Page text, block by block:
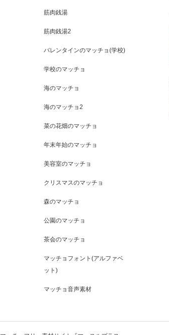
筋肉銭湯
筋肉銭湯2
バレンタインのマッチョ(学校)
学校のマッチョ
海のマッチョ
海のマッチョ2
菜の花畑のマッチョ
年末年始のマッチョ
美容室のマッチョ
クリスマスのマッチョ
森のマッチョ
公園のマッチョ
茶会のマッチョ
マッチョフォント(アルファベ
ット)
マッチョ音声素材